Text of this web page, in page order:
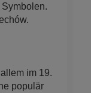
im 19.
populär